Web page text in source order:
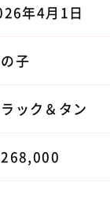
年4月1日
子
ック＆タン
268,000